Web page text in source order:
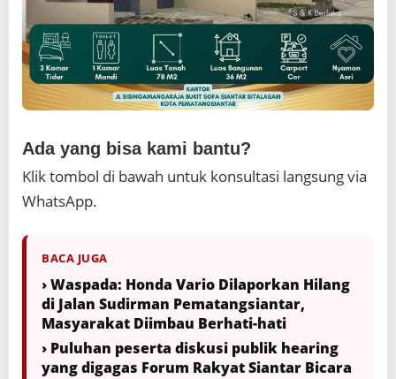
B
e
r
k
e
d
o
D
b
e
t
o
r
Ada yang bisa kami bantu?
Klik tombol di bawah untuk konsultasi langsung via
WhatsApp.
BACA JUGA
› Waspada: Honda Vario Dilaporkan Hilang
di Jalan Sudirman Pematangsiantar,
Masyarakat Diimbau Berhati-hati
› Puluhan peserta diskusi publik hearing
yang digagas Forum Rakyat Siantar Bicara